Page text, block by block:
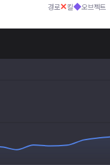
경로✕킬◆오브젝트